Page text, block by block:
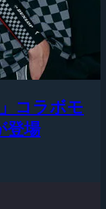
コラボモ
登場